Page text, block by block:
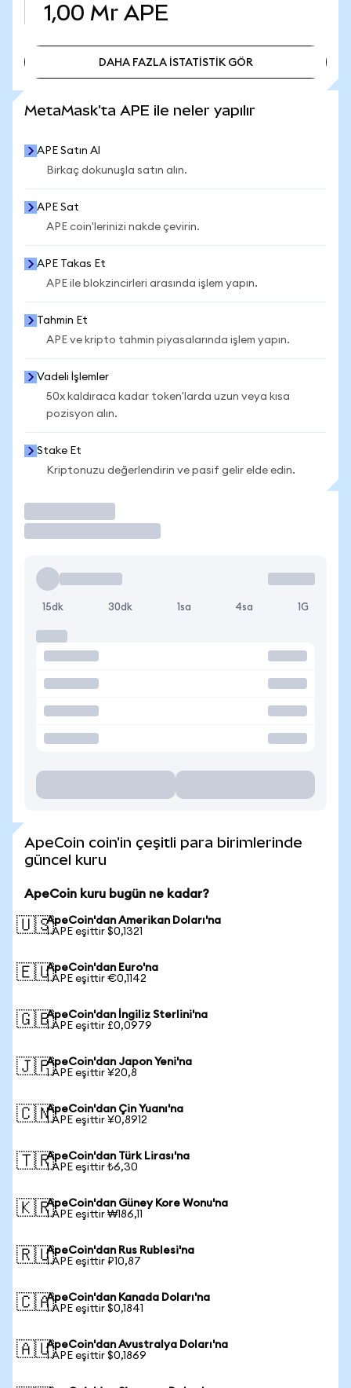
1,00 Mr APE
DAHA FAZLA İSTATİSTİK GÖR
MetaMask'ta APE ile neler yapılır
APE Satın Al
Birkaç dokunuşla satın alın.
APE Sat
APE coin'lerinizi nakde çevirin.
APE Takas Et
APE ile blokzincirleri arasında işlem yapın.
Tahmin Et
APE ve kripto tahmin piyasalarında işlem yapın.
Vadeli İşlemler
50x kaldıraca kadar token'larda uzun veya kısa
pozisyon alın.
Stake Et
Kriptonuzu değerlendirin ve pasif gelir elde edin.
15dk 30dk 1sa 4sa 1G
ApeCoin coin'in çeşitli para birimlerinde
güncel kuru
ApeCoin kuru bugün ne kadar?
🇺🇸ApeCoin'dan Amerikan Doları'na
1 APE eşittir $0,1321
🇪🇺ApeCoin'dan Euro'na
1 APE eşittir €0,1142
🇬🇧ApeCoin'dan İngiliz Sterlini'na
1 APE eşittir £0,0979
🇯🇵ApeCoin'dan Japon Yeni'na
1 APE eşittir ¥20,8
🇨🇳ApeCoin'dan Çin Yuanı'na
1 APE eşittir ¥0,8912
🇹🇷ApeCoin'dan Türk Lirası'na
1 APE eşittir ₺6,30
🇰🇷ApeCoin'dan Güney Kore Wonu'na
1 APE eşittir ₩186,11
🇷🇺ApeCoin'dan Rus Rublesi'na
1 APE eşittir ₽10,87
🇨🇦ApeCoin'dan Kanada Doları'na
1 APE eşittir $0,1841
🇦🇺ApeCoin'dan Avustralya Doları'na
1 APE eşittir $0,1869